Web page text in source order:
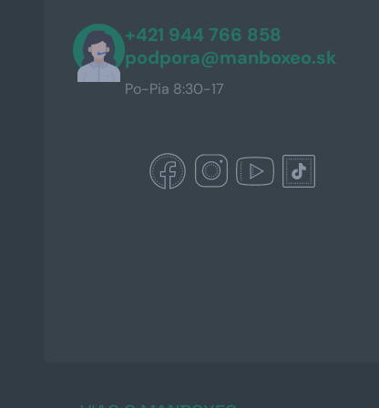
+421 944 766 858
podpora@manboxeo.sk
Po-Pia 8:30-17